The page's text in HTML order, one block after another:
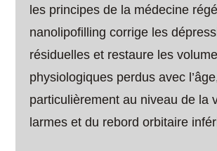
les principes de la médecine
nanolipofilling corrige les
résiduelles et restaure les
physiologiques perdus avec
particulièrement au niveau de la
larmes et du rebord orbitaire